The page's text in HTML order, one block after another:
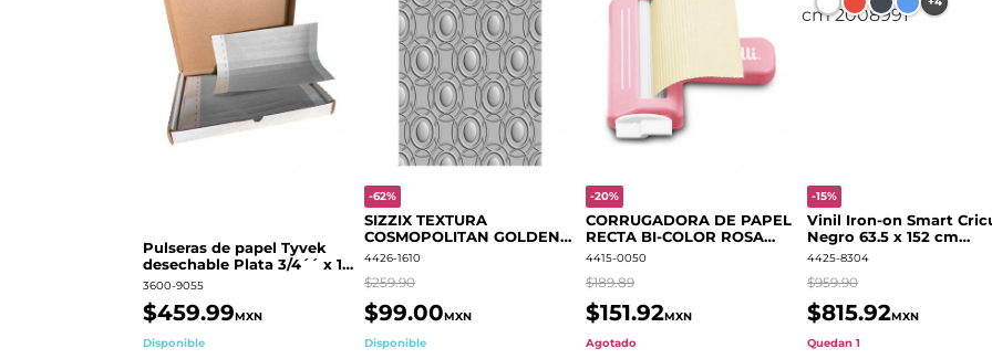
Pulseras de papel Tyvek
desechable Plata 3/4´´ x 10
´´
3600-9055
$459.99MXN
Disponible
-62%
SIZZIX TEXTURA
COSMOPOLITAN GOLDEN
RINGS S.PARK 666700
4426-1610
$259.90
$99.00MXN
Disponible
-20%
CORRUGADORA DE PAPEL
RECTA BI-COLOR ROSA
QUELLI
4415-0050
$189.89
$151.92MXN
Agotado
-15%
Vinil Iron-on Smart
Negro 63.5 x 152 cm
2008991
4425-8304
$959.90
$815.92MXN
Quedan 1